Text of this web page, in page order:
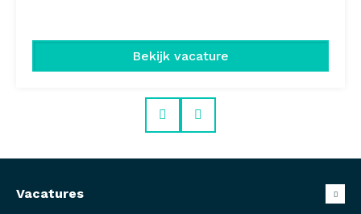
Bekijk vacature
Prev
Vacatures